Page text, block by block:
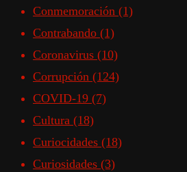
Conmemoración (1)
Contrabando (1)
Coronavirus (10)
Corrupción (124)
COVID-19 (7)
Cultura (18)
Curiocidades (18)
Curiosidades (3)